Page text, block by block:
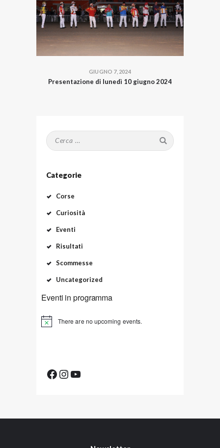
GIUGNO 7, 2024
Presentazione di lunedì 10 giugno 2024
Ricerca
per:
Categorie
Corse
Curiosità
Eventi
Risultati
Scommesse
Uncategorized
Eventi in programma
There are no upcoming events.
Facebook
Instagram
YouTube